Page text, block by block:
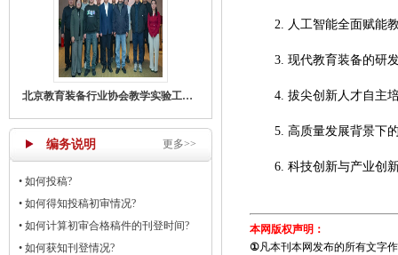
北京教育装备行业协会教学实验工作部召开主任工作会议
编务说明 更多>>
• 如何投稿?
• 如何得知投稿初审情况?
• 如何计算初审合格稿件的刊登时间?
• 如何获知刊登情况?
2. 人工智能全面赋能
3. 现代教育装备的研发
4. 拔尖创新人才自主
5. 高质量发展背景下的
6. 科技创新与产业创新
本网版权声明：
①凡本刊本网发布的所有文字